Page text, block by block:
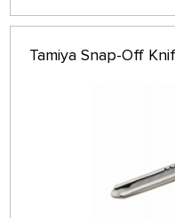
Tamiya Snap-Off